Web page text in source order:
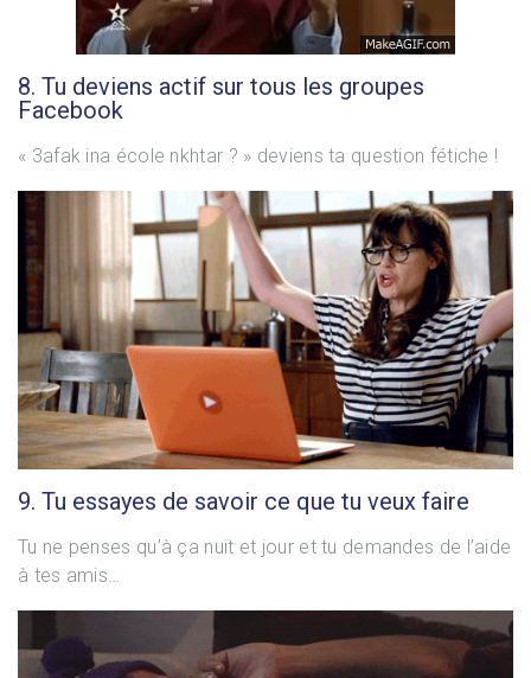
8. Tu deviens actif sur tous les groupes
Facebook
« 3afak ina école nkhtar ? » deviens ta question fétiche !
9. Tu essayes de savoir ce que tu veux faire
Tu ne penses qu’à ça nuit et jour et tu demandes de l’aide
à tes amis…